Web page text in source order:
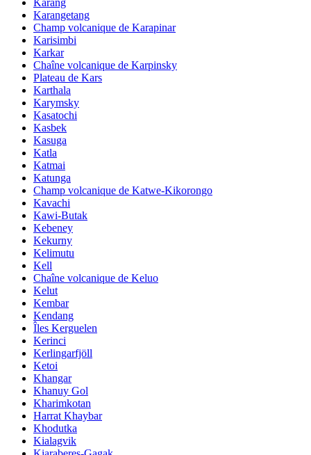
Karangetang
Champ volcanique de Karapinar
Karisimbi
Karkar
Chaîne volcanique de Karpinsky
Plateau de Kars
Karthala
Karymsky
Kasatochi
Kasbek
Kasuga
Katla
Katmai
Katunga
Champ volcanique de Katwe-Kikorongo
Kavachi
Kawi-Butak
Kebeney
Kekurny
Kelimutu
Kell
Chaîne volcanique de Keluo
Kelut
Kembar
Kendang
Îles Kerguelen
Kerinci
Kerlingarfjöll
Ketoi
Khangar
Khanuy Gol
Kharimkotan
Harrat Khaybar
Khodutka
Kialagvik